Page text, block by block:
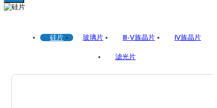
硅片 玻璃片 Ⅲ-Ⅴ族晶片 Ⅳ族晶片
滤光片